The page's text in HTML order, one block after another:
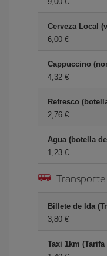
Cerveza Local
6,00 €
Cappuccino
4,32 €
Refresco
2,76 €
Agua (botella
1,23 €
Transporte
Billete de Ida
3,80 €
Taxi 1km